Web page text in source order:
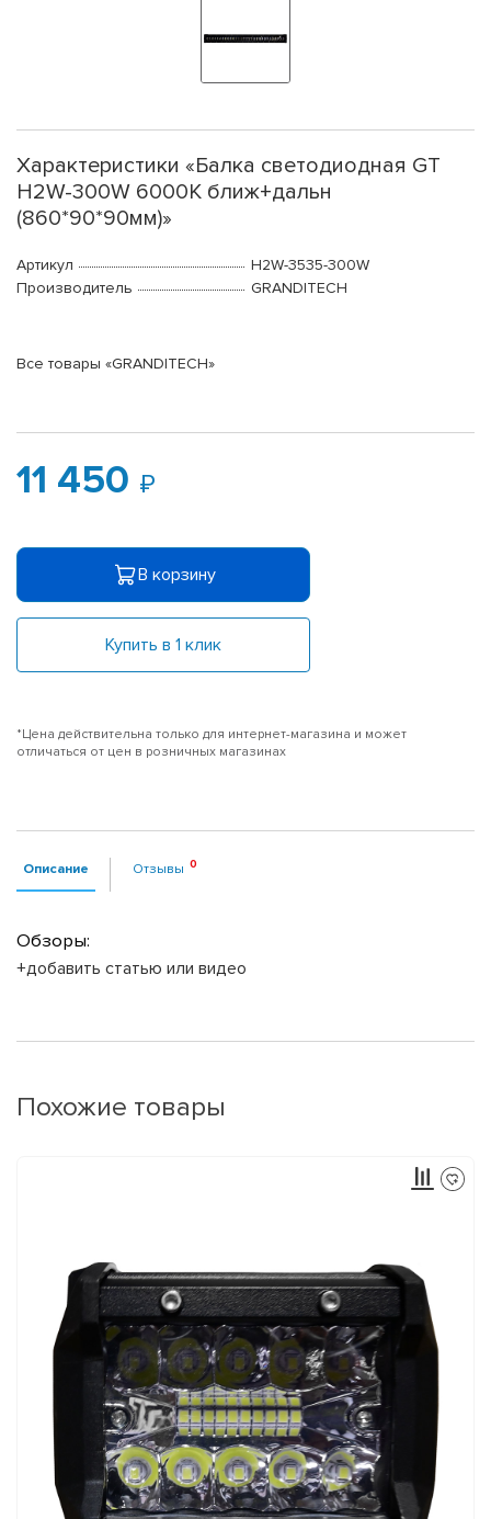
Характеристики «Балка светодиодная GT
H2W-300W 6000K ближ+дальн
(860*90*90мм)»
Артикул
H2W-3535-300W
Производитель
GRANDITECH
Все товары «GRANDITECH»
11 450
В корзину
Купить в 1 клик
*Цена действительна только для интернет-магазина и может
отличаться от цен в розничных магазинах
Описание Отзывы
Обзоры:
+добавить статью или видео
Похожие товары